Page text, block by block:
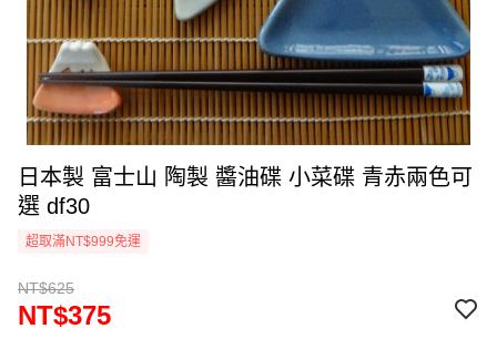
日本製 富士山 陶製 醬油碟 小菜碟 青赤兩色可
選 df30
超取滿NT$999免運
NT$625
NT$375